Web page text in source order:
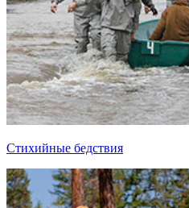
Стихийные бедствия